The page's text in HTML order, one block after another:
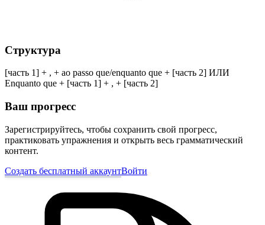
Структура
[часть 1] + , + ao passo que/enquanto que + [часть 2] ИЛИ
Enquanto que + [часть 1] + , + [часть 2]
Ваш прогресс
Зарегистрируйтесь, чтобы сохранить свой прогресс,
практиковать упражнения и открыть весь грамматический
контент.
Создать бесплатный аккаунтВойти